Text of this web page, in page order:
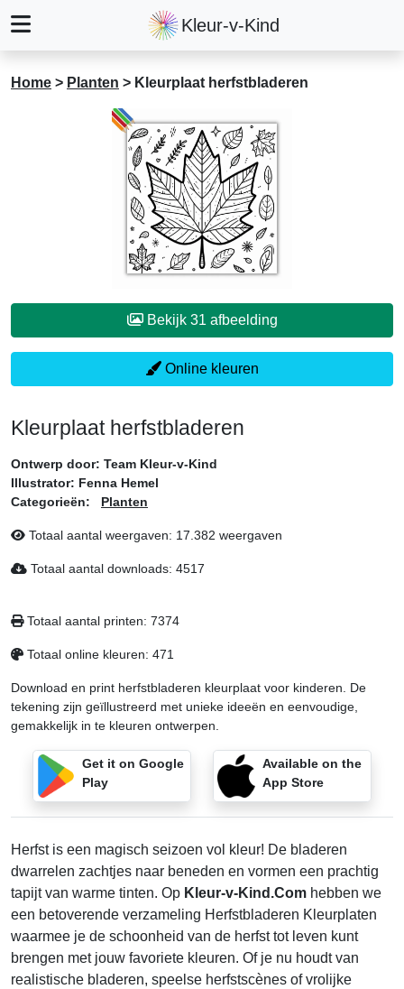
Kleur-v-Kind
Home > Planten > Kleurplaat herfstbladeren
Bekijk 31 afbeelding
Online kleuren
Kleurplaat herfstbladeren
Ontwerp door: Team Kleur-v-Kind
Illustrator: Fenna Hemel
Categorieën:
Planten
Totaal aantal weergaven: 17.382 weergaven
Totaal aantal downloads: 4517
Totaal aantal printen: 7374
Totaal online kleuren: 471
Download en print herfstbladeren kleurplaat voor kinderen. De
tekening zijn geïllustreerd met unieke ideeën en eenvoudige,
gemakkelijk in te kleuren ontwerpen.
Get it on Google
Play
Available on the
App Store
Herfst is een magisch seizoen vol kleur! De bladeren
dwarrelen zachtjes naar beneden en vormen een prachtig
tapijt van warme tinten. Op Kleur-v-Kind.Com hebben we
een betoverende verzameling Herfstbladeren Kleurplaten
waarmee je de schoonheid van de herfst tot leven kunt
brengen met jouw favoriete kleuren. Of je nu houdt van
realistische bladeren, speelse herfstscènes of vrolijke